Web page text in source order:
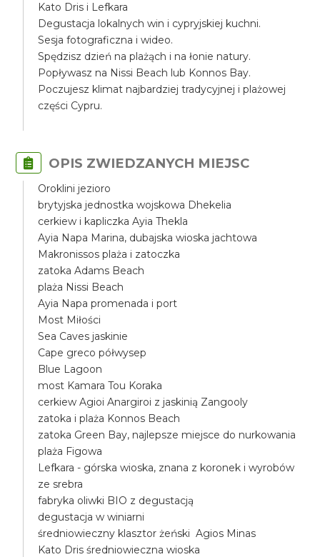
Kato Dris i Lefkara
Degustacja lokalnych win i cypryjskiej kuchni.
Sesja fotograficzna i wideo.
Spędzisz dzień na plażąch i na łonie natury.
Popływasz na Nissi Beach lub Konnos Bay.
Poczujesz klimat najbardziej tradycyjnej i plażowej
części Cypru.
OPIS ZWIEDZANYCH MIEJSC
Oroklini jezioro
brytyjska jednostka wojskowa Dhekelia
cerkiew i kapliczka Ayia Thekla
Ayia Napa Marina, dubajska wioska jachtowa
Makronissos plaża i zatoczka
zatoka Adams Beach
plaża Nissi Beach
Ayia Napa promenada i port
Most Miłości
Sea Caves jaskinie
Cape greco półwysep
Blue Lagoon
most Kamara Tou Koraka
cerkiew Agioi Anargiroi z jaskinią Zangooly
zatoka i plaża Konnos Beach
zatoka Green Bay, najlepsze miejsce do nurkowania
plaża Figowa
Lefkara - górska wioska, znana z koronek i wyrobów
ze srebra
fabryka oliwki BIO z degustacją
degustacja w winiarni
średniowieczny klasztor żeński Agios Minas
Kato Dris średniowieczna wioska